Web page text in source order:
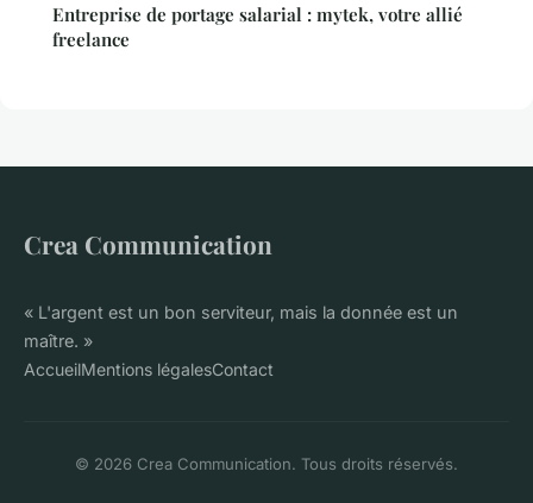
Entreprise de portage salarial : mytek, votre allié
freelance
Crea Communication
« L'argent est un bon serviteur, mais la donnée est un
maître. »
AccueilMentions légalesContact
© 2026 Crea Communication. Tous droits réservés.